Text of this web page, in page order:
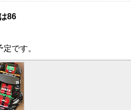
86
です。